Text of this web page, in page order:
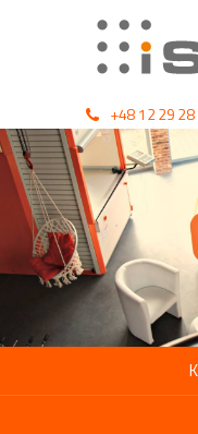
+48 12 29